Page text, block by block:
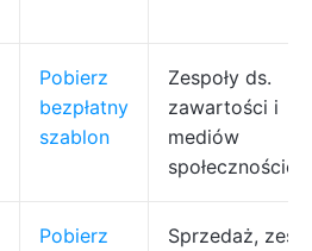
Pobierz
bezpłatny
szablon
Zespoły ds.
zawartości i
mediów
Pobierz
Sprzedaż,